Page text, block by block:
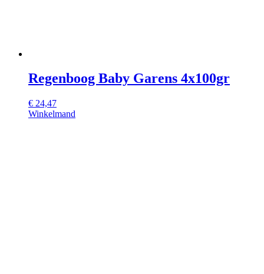
Regenboog Baby Garens 4x100gr
€ 24,47
Winkelmand